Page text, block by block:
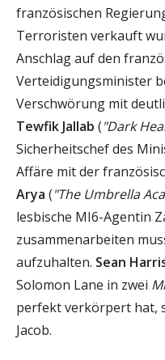
französischen
Terroristen verkauft
Anschlag auf den
Verteidigungsminister
Verschwörung mit
Tewfik Jallab ("Dark
Sicherheitschef des
Affäre mit der
Arya ("The Umbrella
lesbische MI6-Agentin
zusammenarbeiten
aufzuhalten. Sean
Solomon Lane in zwei
perfekt verkörpert hat,
Jacob.